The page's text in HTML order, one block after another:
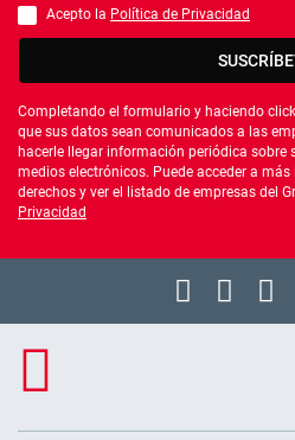
Debes aceptar la política de privacidad
Acepto la Política de Privacidad
Completando el formulario y haciendo
que sus datos sean comunicados a las
hacerle llegar información periódica sobre
medios electrónicos. Puede acceder a
derechos y ver el listado de empresas del
Privacidad